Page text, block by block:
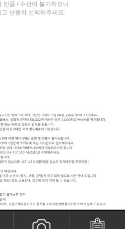
반품 / 수선이 불가하오니
신중히 선택해주세요.